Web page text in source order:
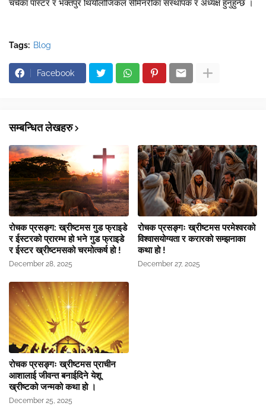
चर्चका पास्टर र भक्तपुर थियोलोजिकल सेमिनरीका संस्थापक र अध्यक्ष हुनुहुन्छ ।
Tags: Blog
Facebook
सम्बन्धित लेखहरु
रोचक प्रसङ्ग: ख्रीष्टमस गुड फ्राइडे
र ईस्टरको प्रारम्भ हो भने गुड फ्राइडे
र ईस्टर ख्रीष्टमसको चरमोत्कर्ष हो !
December 28, 2025
रोचक प्रसङ्गः ख्रीष्टमस परमेश्वरको
विश्वासयोग्यता र करारको सम्झनाका
कथा हो !
December 27, 2025
रोचक प्रसङ्गः ख्रीष्टमस प्राचीन
आशालाई जीवन्त बनाईदिने येशू
ख्रीष्टको जन्मको कथा हो ।
December 25, 2025